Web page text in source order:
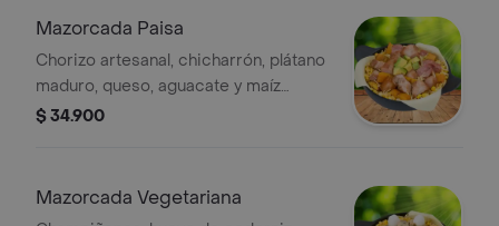
Mazorcada Paisa
Chorizo artesanal, chicharrón, plátano
maduro, queso, aguacate y maíz
dulce.
$ 34.900
Mazorcada Vegetariana